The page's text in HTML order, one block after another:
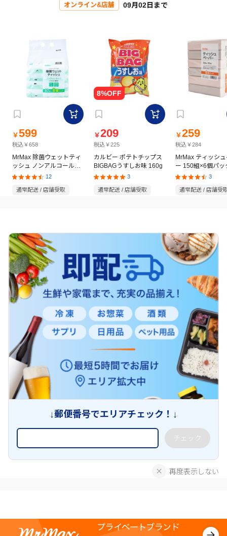
オンライン&店舗 09月02日まで
￥599
税込￥658
MrMax 除菌ウェットティ
ッシュ ノンアルコールタ
イプ 60枚×8個パック
12
通常配送 / 店舗受取
￥209
税込￥225
カルビー ポテトチップス
BIGBAGうすしお味 160g
3
通常配送 / 店舗受取
￥259
税込￥284
MrMax ティッシ
ー 150組×6個パッ
3
通常配送 / 店舗受
↓郵便番号でエリアチェック！↓
チェック
再度表示しない